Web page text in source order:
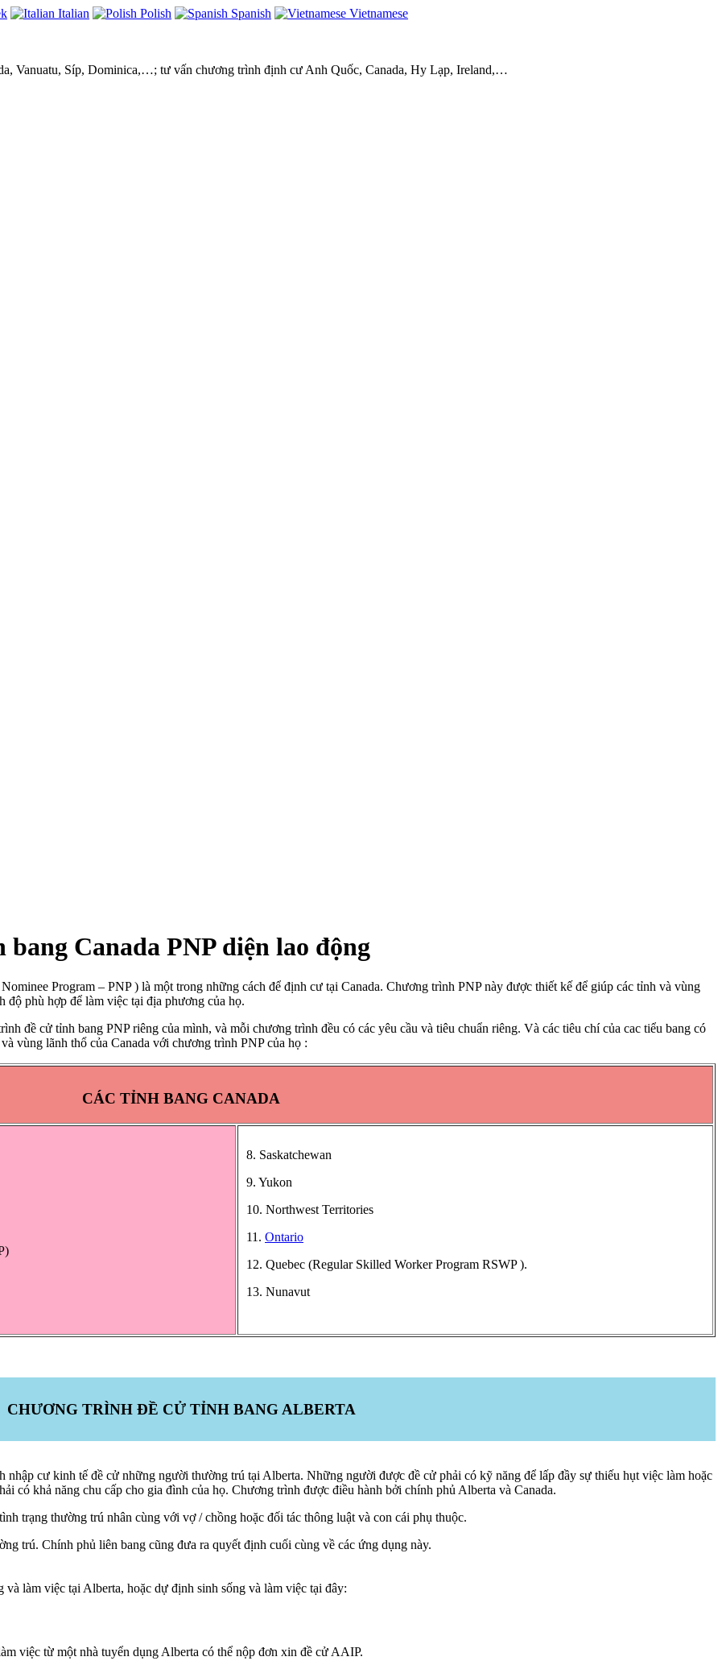
Italian Polish Spanish Vietnamese
Vanuatu, Síp, Dominica,…; tư vấn chương trình định cư Anh Quốc, Canada, Hy Lạp, Ireland,…
Canada PNP diện lao động
Program – PNP ) là một trong những cách để định cư tại Canada. Chương trình PNP này được thiết kế để giúp các tỉnh và vùng
độ phù hợp để làm việc tại địa phương của họ.
đề cử tỉnh bang PNP riêng của mình, và mỗi chương trình đều có các yêu cầu và tiêu chuẩn riêng. Và các tiêu chí của cac tiểu bang có
vùng lãnh thổ của Canada với chương trình PNP của họ :
CÁC TỈNH BANG CANADA
8. Saskatchewan
9. Yukon
10. Northwest Territories
11. Ontario
12. Quebec (Regular Skilled Worker Program RSWP ).
13. Nunavut
CHƯƠNG TRÌNH ĐỀ CỬ TỈNH BANG ALBERTA
cư kinh tế đề cử những người thường trú tại Alberta. Những người được đề cử phải có kỹ năng để lấp đầy sự thiếu hụt việc làm hoặc
có khả năng chu cấp cho gia đình của họ. Chương trình được điều hành bởi chính phủ Alberta và Canada.
trạng thường trú nhân cùng với vợ / chồng hoặc đối tác thông luật và con cái phụ thuộc.
trú. Chính phủ liên bang cũng đưa ra quyết định cuối cùng về các ứng dụng này.
làm việc tại Alberta, hoặc dự định sinh sống và làm việc tại đây:
việc từ một nhà tuyển dụng Alberta có thể nộp đơn xin đề cử AAIP.